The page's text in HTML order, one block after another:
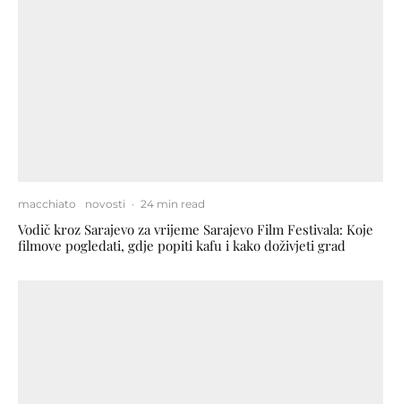
macchiato novosti · 24 min read
Vodič kroz Sarajevo za vrijeme Sarajevo Film Festivala: Koje
filmove pogledati, gdje popiti kafu i kako doživjeti grad